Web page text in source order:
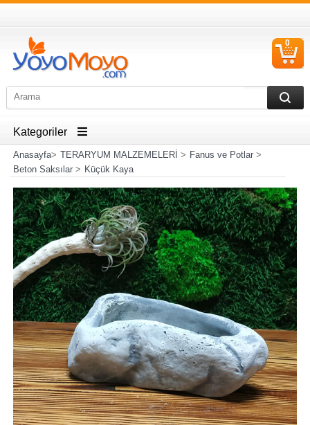
0
Kategoriler
Anasayfa> TERARYUM MALZEMELERİ > Fanus ve Potlar>
Beton Saksılar> Küçük Kaya